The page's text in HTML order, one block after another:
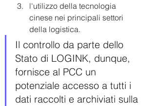
l'utilizzo della tecnologia
cinese nei principali settori
della logistica.
Il controllo da parte dello
Stato di LOGINK, dunque,
fornisce al PCC un
potenziale accesso a tutti i
dati raccolti e archiviati sulla